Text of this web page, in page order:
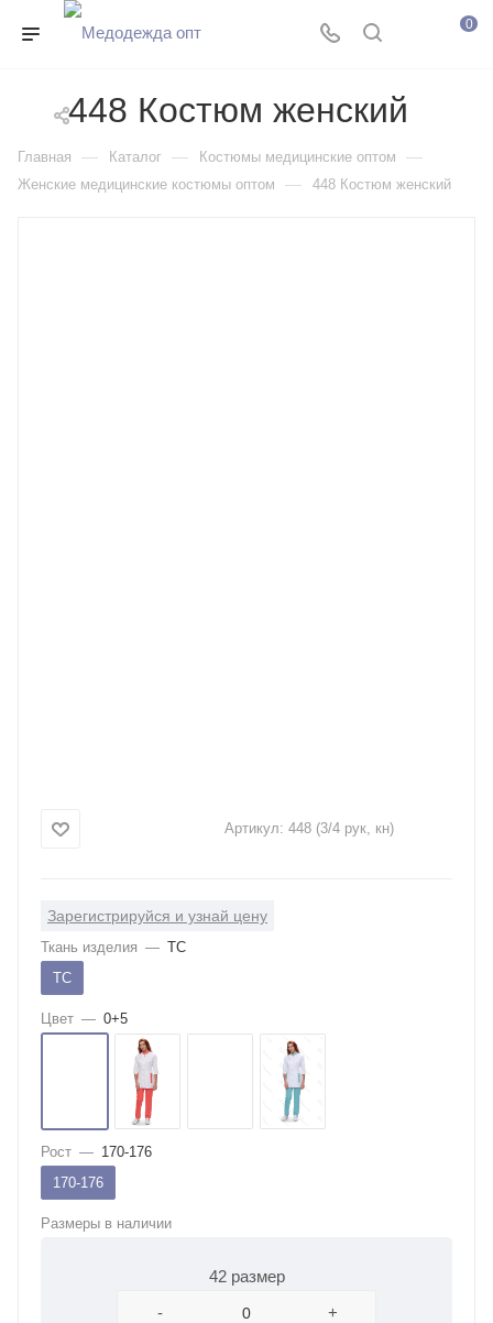
0
448 Костюм женский
Главная — Каталог — Костюмы медицинские оптом —
Женские медицинские костюмы оптом — 448 Костюм женский
Артикул: 448 (3/4 рук, кн)
Зарегистрируйся и узнай цену
Ткань изделия — ТС
ТС
Цвет — 0+5
Рост — 170-176
170-176
Размеры в наличии
42 размер
-
+